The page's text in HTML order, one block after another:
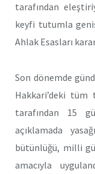
tarafından
keyfi tutumla
Ahlak Esasları
Son dönemde
Hakkari’deki
tarafından 15
açıklamada
bütünlüğü, milli
amacıyla